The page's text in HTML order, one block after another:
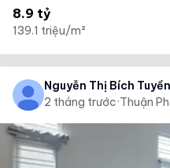
8.9 tỷ
139.1 triệu/m²
Nguyễn Thị Bích Tuyền
2 tháng trước·Thuận